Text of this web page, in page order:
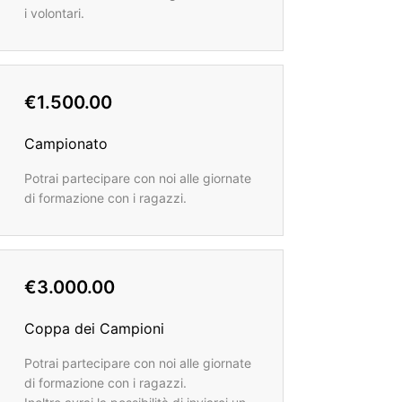
i volontari.
€1.500.00
Campionato
Potrai partecipare con noi alle giornate
di formazione con i ragazzi.
€3.000.00
Coppa dei Campioni
Potrai partecipare con noi alle giornate
di formazione con i ragazzi.